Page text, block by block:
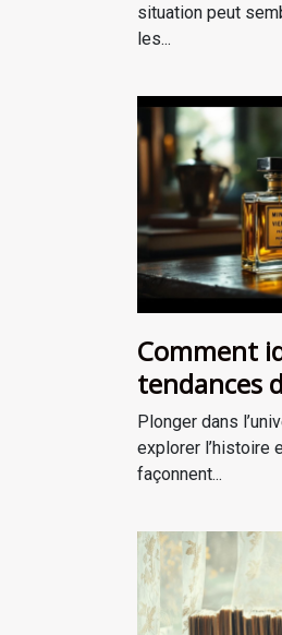
situation peut
les...
Comment
tendances
travers les
Plonger dans
explorer l’histoire
façonnent...